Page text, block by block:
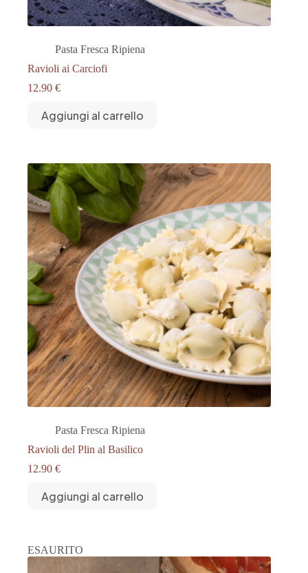
Pasta Fresca Ripiena
Ravioli ai Carciofi
12.90 €
Aggiungi al carrello
Pasta Fresca Ripiena
Ravioli del Plin al Basilico
12.90 €
Aggiungi al carrello
ESAURITO